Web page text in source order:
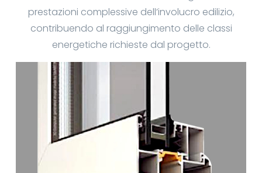
prestazioni complessive dell’involucro edilizio,
contribuendo al raggiungimento delle classi
energetiche richieste dal progetto.